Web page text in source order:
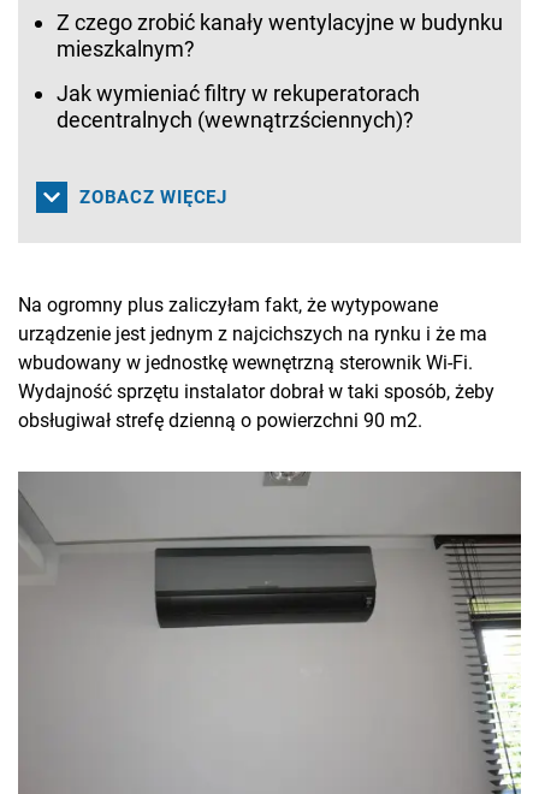
Z czego zrobić kanały wentylacyjne w budynku
mieszkalnym?
Jak wymieniać filtry w rekuperatorach
decentralnych (wewnątrzściennych)?
ZOBACZ WIĘCEJ
Na ogromny plus zaliczyłam fakt, że wytypowane
urządzenie jest jednym z najcichszych na rynku i że ma
wbudowany w jednostkę wewnętrzną sterownik Wi-Fi.
Wydajność sprzętu instalator dobrał w taki sposób, żeby
obsługiwał strefę dzienną o powierzchni 90 m2.